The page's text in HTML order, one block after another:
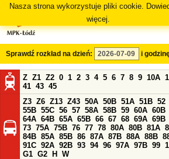
Nasza strona wykorzystuje pliki cookie.
więcej.
Sprawdź rozkład na dzień: i
Z Z1 Z2 0 1 2 3 4 5 6 7 8 9 10A
41 43 45
Z3 Z6 Z13 Z43 50A 50B 51A 51B 52
55B 55C 56 57 58A 58B 59 60A 60B
64A 64B 65A 65B 66 67 68 69A 69B
73 75A 75B 76 77 78 80A 80B 81A
84B 85A 85B 86 87A 87B 88A 88B
91C 92A 92B 93 94 96 97A 97B 99
G1 G2 H
W